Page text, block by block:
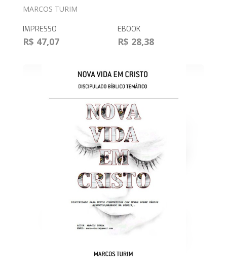
MARCOS TURIM
IMPRESSO
R$ 47,07
EBOOK
R$ 28,38